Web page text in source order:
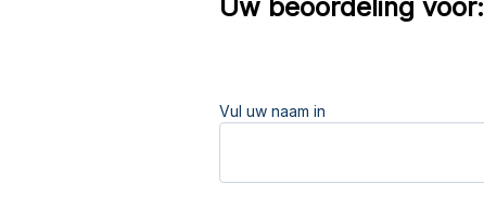
Uw beoordeling voor:
Vul uw naam in